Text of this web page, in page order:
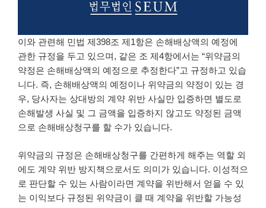
이와 관련해 민법 제398조 제1항은 손해배상액의 예정에
관한 규정을 두고 있으며, 같은 조 제4항에서는 “위약금의
약정은 손해배상액의 예정으로 추정한다”고 규정하고 있습
니다. 즉, 손해배상액의 예정이나 위약금의 약정이 있는 경
우, 당사자는 상대방의 계약 위반 사실만 입증하면 별도로
손해발생 사실 및 그 금액을 입증하지 않고도 약정된 금액
으로 손해배상청구를 할 수가 있습니다.
위약금의 규정은 손해배상청구를 간편하게 해주는 역할 외
에도 계약 위반 방지책으로서도 의미가 있습니다. 이성적으
로 판단할 수 있는 사람이라면 계약을 위반해서 얻을 수 있
는 이익보다 규정된 위약금이 클 때 계약을 위반할 가능성